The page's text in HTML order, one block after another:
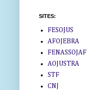
SITES:
FESOJUS
AFOJEBRA
FENASSOJAF
AOJUSTRA
STF
CNJ